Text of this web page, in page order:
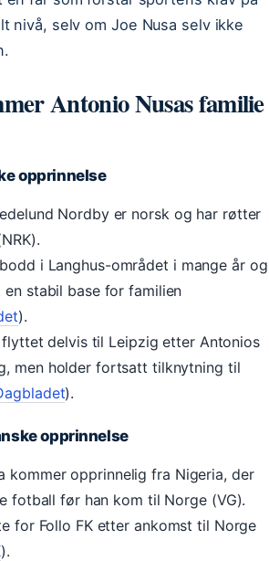
nivå, selv om Joe Nusa selv ikke
Antonio Nusas familie
opprinnelse
Nordby er norsk og har røtter
i Langhus-området i mange år og
stabil base for familien
).
flyttet delvis til Leipzig etter Antonios
men holder fortsatt tilknytning til
).
opprinnelse
kommer opprinnelig fra Nigeria, der
fotball før han kom til Norge (VG).
for Follo FK etter ankomst til Norge
).